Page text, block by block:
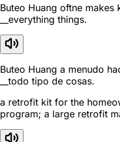
Buteo Huang oftne makes
__everything things.
Buteo Huang a menudo
__todo tipo de cosas.
a retrofit kit for the
program; a large retrofit